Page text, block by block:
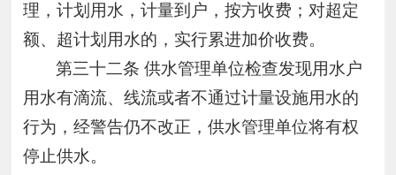
理，计划用水，计量到户，按方收费；对超定
额、超计划用水的，实行累进加价收费。
第三十二条 供水管理单位检查发现用水户
用水有滴流、线流或者不通过计量设施用水的
行为，经警告仍不改正，供水管理单位将有权
停止供水。